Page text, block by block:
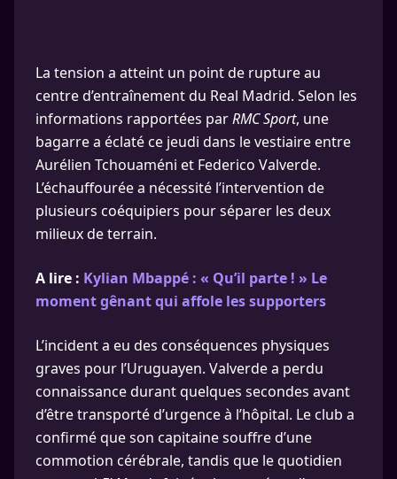
La tension a atteint un point de rupture au
centre d’entraînement du Real Madrid. Selon les
informations rapportées parRMC Sport, une
bagarre a éclaté ce jeudi dans le vestiaire entre
Aurélien Tchouaméni et Federico Valverde.
L’échauffourée a nécessité l’intervention de
plusieurs coéquipiers pour séparer les deux
milieux de terrain.
A lire : Kylian Mbappé : « Qu’il parte ! » Le
moment gênant qui affole les supporters
L’incident a eu des conséquences physiques
graves pour l’Uruguayen. Valverde a perdu
connaissance durant quelques secondes avant
d’être transporté d’urgence à l’hôpital. Le club a
confirmé que son capitaine souffre d’une
commotion cérébrale, tandis que le quotidien